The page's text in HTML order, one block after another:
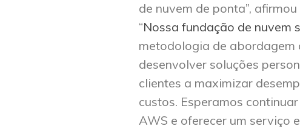
de nuvem de ponta”, afirmou
“Nossa fundação de nuvem
metodologia de abordagem
desenvolver soluções
clientes a maximizar
custos. Esperamos
AWS e oferecer um serviço